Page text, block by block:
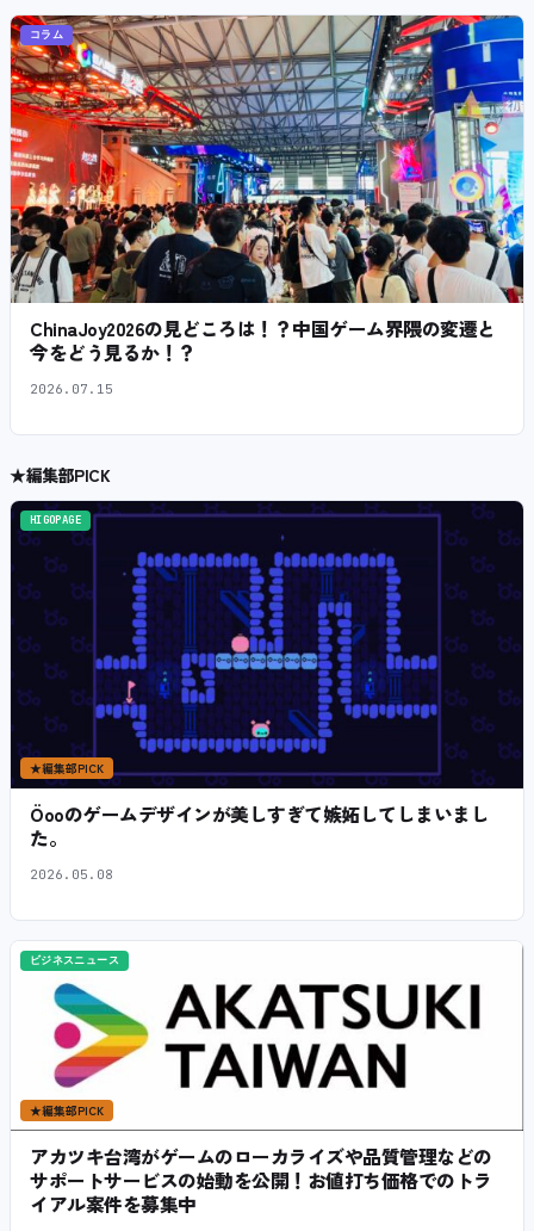
コラム
ChinaJoy2026の見どころは！？中国ゲーム界隈の変遷と
今をどう見るか！？
2026.07.15
★編集部PICK
HIGOPAGE
★編集部PICK
Öooのゲームデザインが美しすぎて嫉妬してしまいまし
た。
2026.05.08
ビジネスニュース
★編集部PICK
アカツキ台湾がゲームのローカライズや品質管理などの
サポートサービスの始動を公開！お値打ち価格でのトラ
イアル案件を募集中